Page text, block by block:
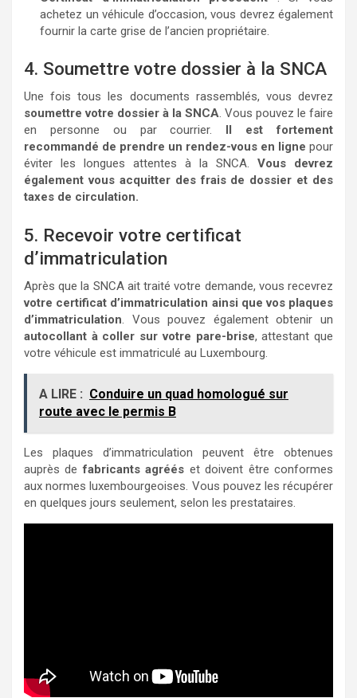
achetez un véhicule d’occasion, vous devrez également
fournir la carte grise de l’ancien propriétaire.
4. Soumettre votre dossier à la SNCA
Une fois tous les documents rassemblés, vous devrez
soumettre votre dossier à la SNCA. Vous pouvez le faire
en personne ou par courrier. Il est fortement
recommandé de prendre un rendez-vous en ligne pour
éviter les longues attentes à la SNCA. Vous devrez
également vous acquitter des frais de dossier et des
taxes de circulation.
5. Recevoir votre certificat
d’immatriculation
Après que la SNCA ait traité votre demande, vous recevrez
votre certificat d’immatriculation ainsi que vos plaques
d’immatriculation . Vous pouvez également obtenir un
autocollant à coller sur votre pare-brise, attestant que
votre véhicule est immatriculé au Luxembourg.
A LIRE : Conduire un quad homologué sur
route avec le permis B
Les plaques d’immatriculation peuvent être obtenues
auprès defabricants agréés et doivent être conformes
aux normes luxembourgeoises. Vous pouvez les récupérer
en quelques jours seulement, selon les prestataires.